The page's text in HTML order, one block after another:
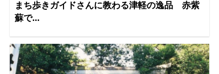
まち歩きガイドさんに教わる津軽の逸品 赤紫
蘇で...